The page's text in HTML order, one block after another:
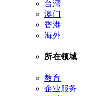
台湾
澳门
香港
海外
所在领域
教育
企业服务